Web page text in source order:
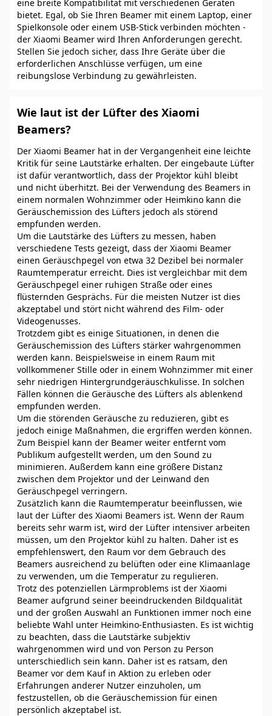
eine breite Kompatibilität mit verschiedenen Geräten
bietet. Egal, ob Sie Ihren Beamer mit einem Laptop, einer
Spielkonsole oder einem USB-Stick verbinden möchten -
der Xiaomi Beamer wird Ihren Anforderungen gerecht.
Stellen Sie jedoch sicher, dass Ihre Geräte über die
erforderlichen Anschlüsse verfügen, um eine
reibungslose Verbindung zu gewährleisten.
Wie laut ist der Lüfter des Xiaomi
Beamers?
Der Xiaomi Beamer hat in der Vergangenheit eine leichte
Kritik für seine Lautstärke erhalten. Der eingebaute Lüfter
ist dafür verantwortlich, dass der Projektor kühl bleibt
und nicht überhitzt. Bei der Verwendung des Beamers in
einem normalen Wohnzimmer oder Heimkino kann die
Geräuschemission des Lüfters jedoch als störend
empfunden werden.
Um die Lautstärke des Lüfters zu messen, haben
verschiedene Tests gezeigt, dass der Xiaomi Beamer
einen Geräuschpegel von etwa 32 Dezibel bei normaler
Raumtemperatur erreicht. Dies ist vergleichbar mit dem
Geräuschpegel einer ruhigen Straße oder eines
flüsternden Gesprächs. Für die meisten Nutzer ist dies
akzeptabel und stört nicht während des Film- oder
Videogenusses.
Trotzdem gibt es einige Situationen, in denen die
Geräuschemission des Lüfters stärker wahrgenommen
werden kann. Beispielsweise in einem Raum mit
vollkommener Stille oder in einem Wohnzimmer mit einer
sehr niedrigen Hintergrundgeräuschkulisse. In solchen
Fällen können die Geräusche des Lüfters als ablenkend
empfunden werden.
Um die störenden Geräusche zu reduzieren, gibt es
jedoch einige Maßnahmen, die ergriffen werden können.
Zum Beispiel kann der Beamer weiter entfernt vom
Publikum aufgestellt werden, um den Sound zu
minimieren. Außerdem kann eine größere Distanz
zwischen dem Projektor und der Leinwand den
Geräuschpegel verringern.
Zusätzlich kann die Raumtemperatur beeinflussen, wie
laut der Lüfter des Xiaomi Beamers ist. Wenn der Raum
bereits sehr warm ist, wird der Lüfter intensiver arbeiten
müssen, um den Projektor kühl zu halten. Daher ist es
empfehlenswert, den Raum vor dem Gebrauch des
Beamers ausreichend zu belüften oder eine Klimaanlage
zu verwenden, um die Temperatur zu regulieren.
Trotz des potenziellen Lärmproblems ist der Xiaomi
Beamer aufgrund seiner beeindruckenden Bildqualität
und der großen Auswahl an Funktionen immer noch eine
beliebte Wahl unter Heimkino-Enthusiasten. Es ist wichtig
zu beachten, dass die Lautstärke subjektiv
wahrgenommen wird und von Person zu Person
unterschiedlich sein kann. Daher ist es ratsam, den
Beamer vor dem Kauf in Aktion zu erleben oder
Erfahrungen anderer Nutzer einzuholen, um
festzustellen, ob die Geräuschemission für einen
persönlich akzeptabel ist.